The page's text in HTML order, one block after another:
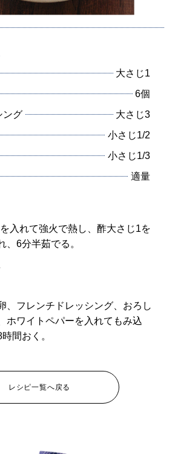
大さじ1
6個
ング
大さじ3
小さじ1/2
小さじ1/3
適量
入れて強火で熱し、酢大さじ1を
、6分半茹でる。
、フレンチドレッシング、おろし
ホワイトペパーを入れてもみ込
間おく。
レシピ一覧へ戻る